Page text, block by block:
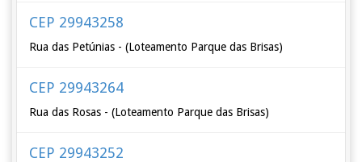
CEP 29943258
Rua das Petúnias - (Loteamento Parque das Brisas)
CEP 29943264
Rua das Rosas - (Loteamento Parque das Brisas)
CEP 29943252